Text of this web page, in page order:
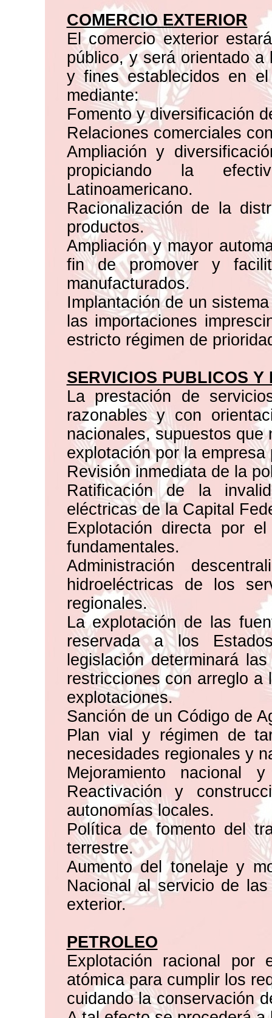
COMERCIO EXTERIOR
El comercio exterior
público, y será orientado
y fines establecidos en
mediante:
Fomento y diversificación
Relaciones comerciales
Ampliación y
propiciando la
Latinoamericano.
Racionalización de la
productos.
Ampliación y mayor
fin de promover y
manufacturados.
Implantación de un
las importaciones
estricto régimen de
SERVICIOS PUBLICOS
La prestación de
razonables y con
nacionales, supuestos
explotación por la
Revisión inmediata de la
Ratificación de la
eléctricas de la Capital
Explotación directa por
fundamentales.
Administración
hidroeléctricas de los
regionales.
La explotación de las
reservada a los
legislación determinará
restricciones con arreglo a
explotaciones.
Sanción de un Código de
Plan vial y régimen de
necesidades regionales y
Mejoramiento nacional
Reactivación y
autonomías locales.
Política de fomento del
terrestre.
Aumento del tonelaje y
Nacional al servicio de
exterior.
PETROLEO
Explotación racional
atómica para cumplir los
cuidando la conservación